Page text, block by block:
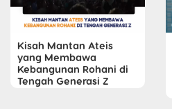
Kisah Mantan Ateis
yang Membawa
Kebangunan Rohani di
Tengah Generasi Z